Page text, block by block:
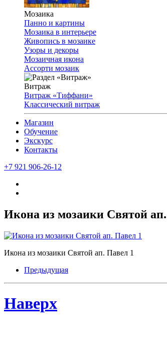
Мозаика
Панно и картины
Мозаика в интерьере
Живопись в мозаике
Узоры и декоры
Мозаичная икона
Ассорти мозаик
Витраж
Витраж «Тиффани»
Классический витраж
Магазин
Обучение
Экскурс
Контакты
+7 921 906-26-12
Икона из мозаики Святой
Икона из мозаики Святой ап. Павел 1
Предыдущая
Наверх